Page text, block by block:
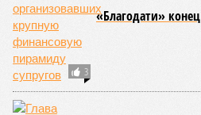
3
«Благодати» конец